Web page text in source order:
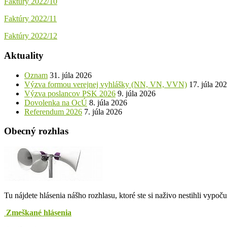
Faktúry 2022/11
Faktúry 2022/12
Aktuality
Oznam 31. júla 2026
Výzva formou verejnej vyhlášky (NN, VN, VVN) 17. júla
Výzva poslancov PSK 2026 9. júla 2026
Dovolenka na OcÚ 8. júla 2026
Referendum 2026 7. júla 2026
Obecný rozhlas
Tu nájdete hlásenia nášho rozhlasu, ktoré ste si naživo nestihli
Zmeškané hlásenia